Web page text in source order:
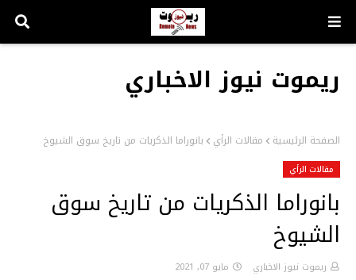
ريموت نيوز الاخباري
الصفحة الرئيسية مقالات الرأي بانوراما الذكريات من تاريخ سوق الشيوخ
مقالات الرأي
بانوراما الذكريات من تاريخ سوق
الشيوخ
ريموت نيوز الاخباري مايو 07, 2021